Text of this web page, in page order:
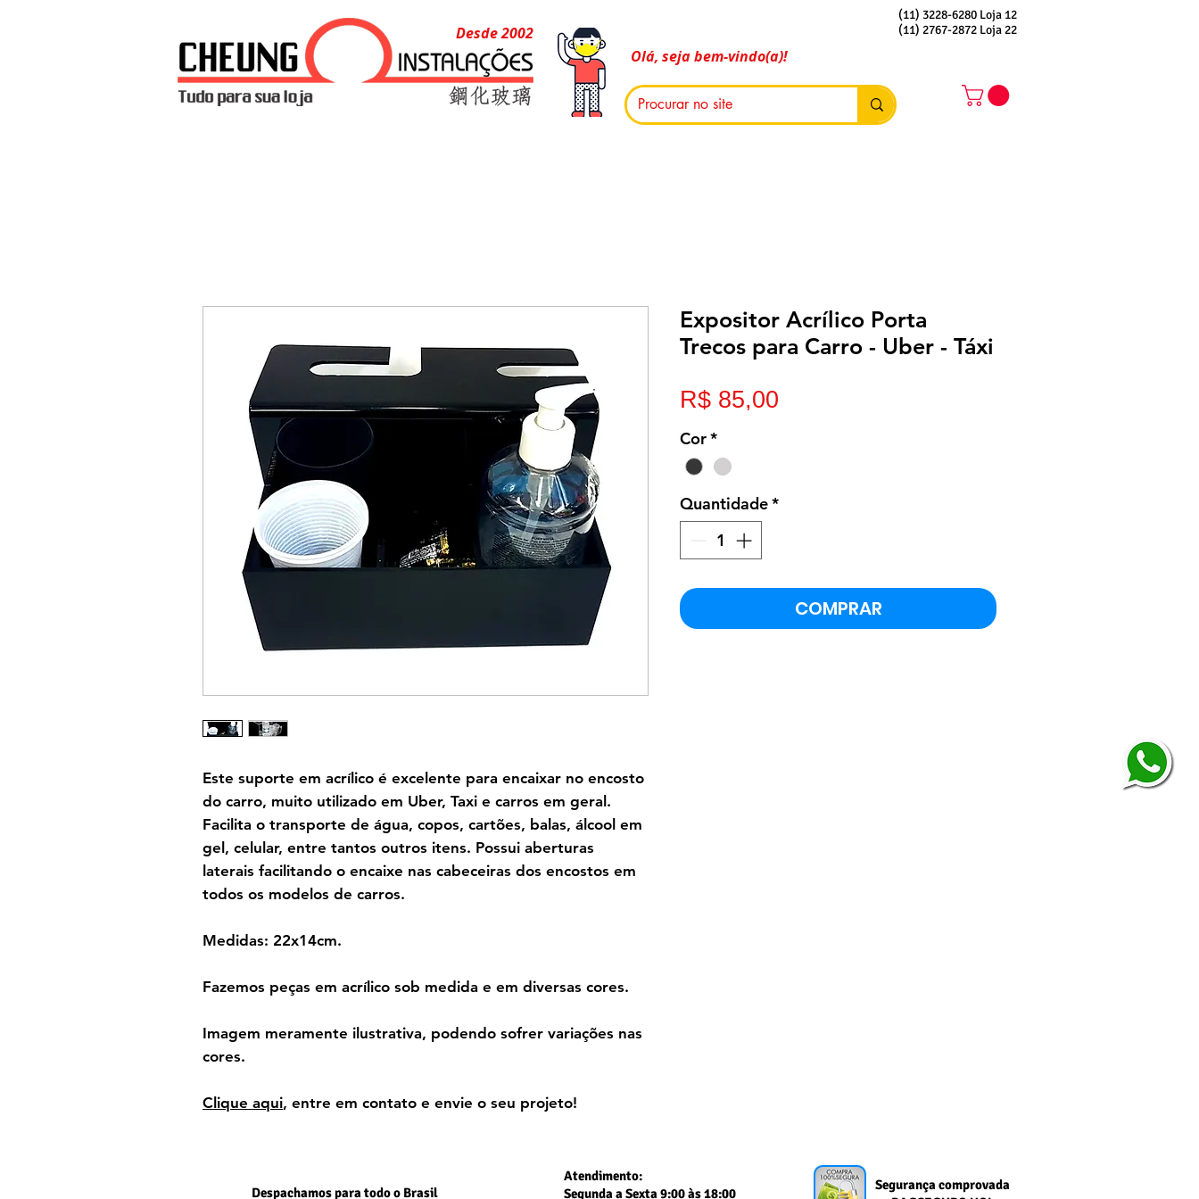
(11) 3228-6280 Loja 12
(11) 2767-2872 Loja 22
Este suporte em acrílico é excelente para encaixar no encosto
do carro, muito utilizado em Uber, Taxi e carros em geral.
Facilita o transporte de água, copos, cartões, balas, álcool em
gel, celular, entre tantos outros itens. Possui aberturas
laterais facilitando o encaixe nas cabeceiras dos encostos em
todos os modelos de carros.
Medidas: 22x14cm.
Fazemos peças em acrílico sob medida e em diversas cores.
Imagem meramente ilustrativa, podendo sofrer variações nas
cores.
Clique aqui, entre em contato e envie o seu projeto!
Expositor Acrílico Porta
Trecos para Carro - Uber - Táxi
R$ 85,00
Cor*
Quantidade*
COMPRAR
Desde 2002
Olá, seja bem-vindo(a)!
Despachamos para todo o Brasil
Atendimento:
Segunda a Sexta 9:00 às 18:00
Segurança comprovada